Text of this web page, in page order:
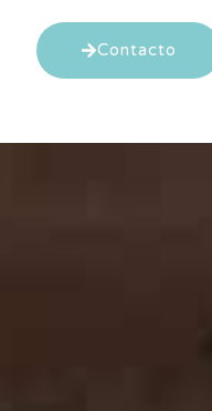
Contacto